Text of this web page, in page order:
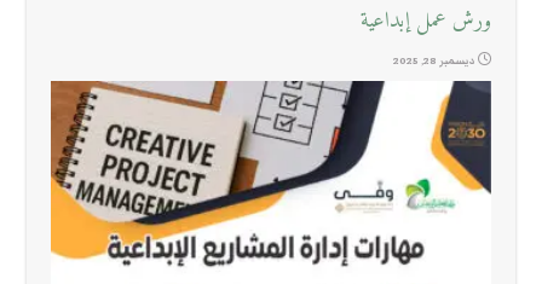
ورش عمل إبداعية
ديسمبر 28, 2025